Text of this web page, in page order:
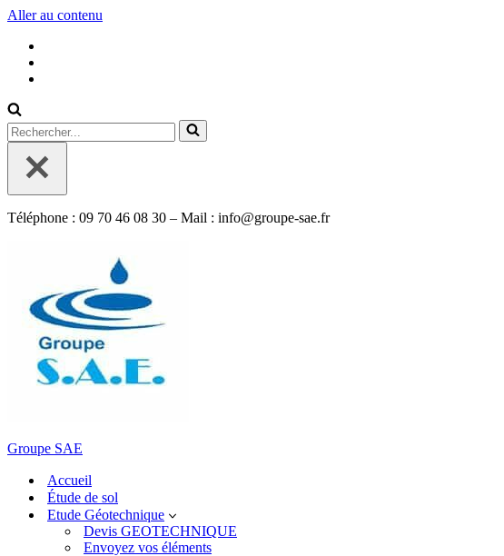
Aller au contenu
Rechercher...
Téléphone : 09 70 46 08 30 – Mail : info@groupe-sae.fr
Groupe SAE
Accueil
Étude de sol
Etude Géotechnique
Devis GEOTECHNIQUE
Envoyez vos éléments